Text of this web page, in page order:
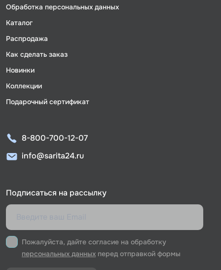
Обработка персональных данных
Каталог
Распродажа
Как сделать заказ
Новинки
Коллекции
Подарочный сертификат
8-800-700-12-07
info@sarita24.ru
Подписаться на рассылку
Пожалуйста, дайте согласие на обработку
персональных данных перед отправкой формы